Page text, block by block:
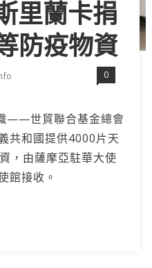
里蘭卡捐
防疫物資
0
——世貿聯合基金總會
共和國提供4000片天
，由薩摩亞駐華大使
館接收。